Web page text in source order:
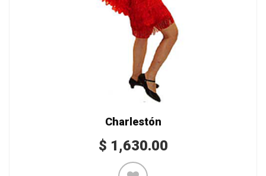
Charlestón
$ 1,630.00